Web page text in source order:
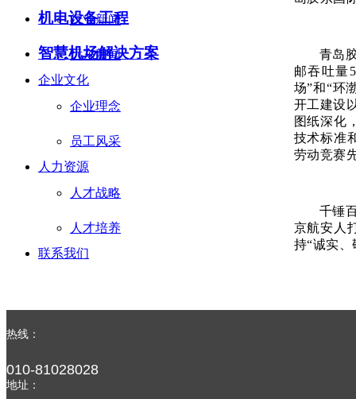
行业新闻
远东新闻
企业文化
企业理念
员工风采
人力资源
人才战略
人才培养
联系我们
机电设备工程
智慧机场解决方案
青岛
邮吞吐量
场”和“环
开工建设
图纸深化
技术标准
劳动竞赛
千锤
京航安人
持“诚实
热线：
010-81028028
地址：